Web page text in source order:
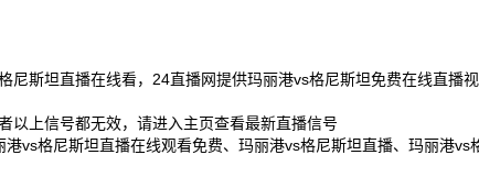
尼斯坦直播在线看，24直播网提供玛丽港vs格尼斯坦免费在线直播
以上信号都无效，请进入主页查看最新直播信号
vs格尼斯坦直播在线观看免费、玛丽港vs格尼斯坦直播、玛丽港vs